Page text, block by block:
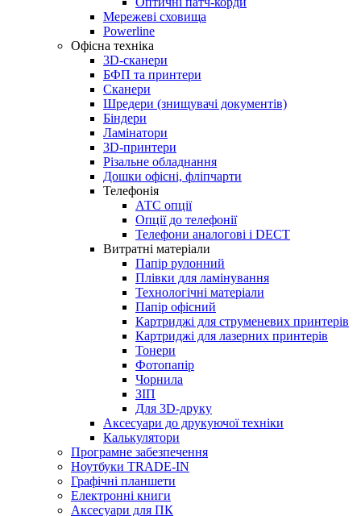
Мережеві сховища
Powerline
Офісна техніка
3D-сканери
БФП та принтери
Сканери
Шредери (знищувачі документів)
Біндери
Ламінатори
3D-принтери
Різальне обладнання
Дошки офісні, фліпчарти
Телефонія
АТС опції
Опції до телефонії
Телефони аналогові і DECT
Витратні матеріали
Папір рулонний
Плівки для ламінування
Технологічні матеріали
Папір офісний
Картриджі для струменевих принтерів
Картриджі для лазерних принтерів
Тонери
Фотопапір
Чорнила
ЗІП
Для 3D-друку
Аксесуари до друкуючої техніки
Калькулятори
Програмне забезпечення
Ноутбуки TRADE-IN
Графічні планшети
Електронні книги
Аксесуари для ПК